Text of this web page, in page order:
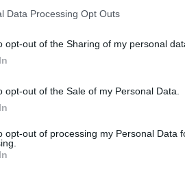
Data Processing Opt Outs
opt-out of the Sharing of my personal
opt-out of the Sale of my Personal Data.
opt-out of processing my Personal Data
vence na
Desporto